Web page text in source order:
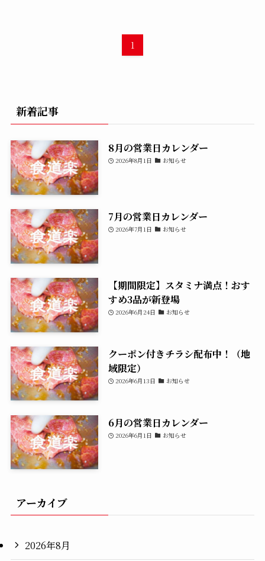
1
新着記事
8月の営業日カレンダー
2026年8月1日 お知らせ
7月の営業日カレンダー
2026年7月1日 お知らせ
【期間限定】スタミナ満点！おす
すめ3品が新登場
2026年6月24日 お知らせ
クーポン付きチラシ配布中！（地
域限定）
2026年6月13日 お知らせ
6月の営業日カレンダー
2026年6月1日 お知らせ
アーカイブ
2026年8月